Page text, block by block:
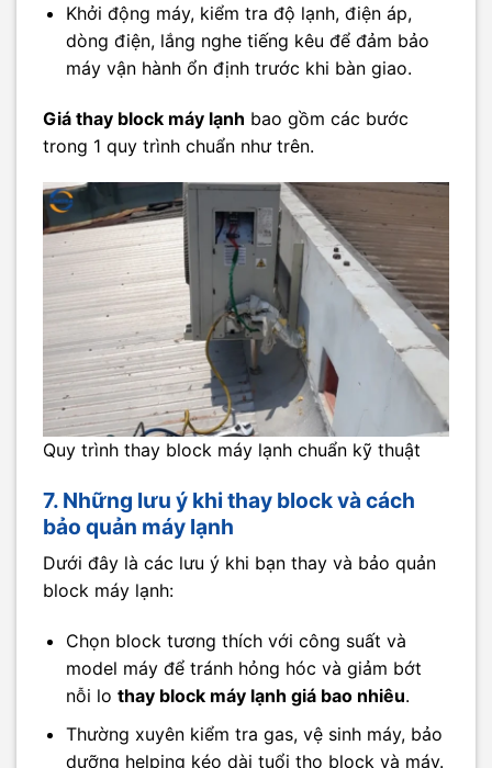
Khởi động máy, kiểm tra độ lạnh, điện áp,
dòng điện, lắng nghe tiếng kêu để đảm bảo
máy vận hành ổn định trước khi bàn giao.
Giá thay block máy lạnh bao gồm các bước
trong 1 quy trình chuẩn như trên.
Quy trình thay block máy lạnh chuẩn kỹ thuật
7. Những lưu ý khi thay block và cách
bảo quản máy lạnh
Dưới đây là các lưu ý khi bạn thay và bảo quản
block máy lạnh:
Chọn block tương thích với công suất và
model máy để tránh hỏng hóc và giảm bớt
nỗi lo thay block máy lạnh giá bao nhiêu.
Thường xuyên kiểm tra gas, vệ sinh máy, bảo
dưỡng helping kéo dài tuổi thọ block và máy.